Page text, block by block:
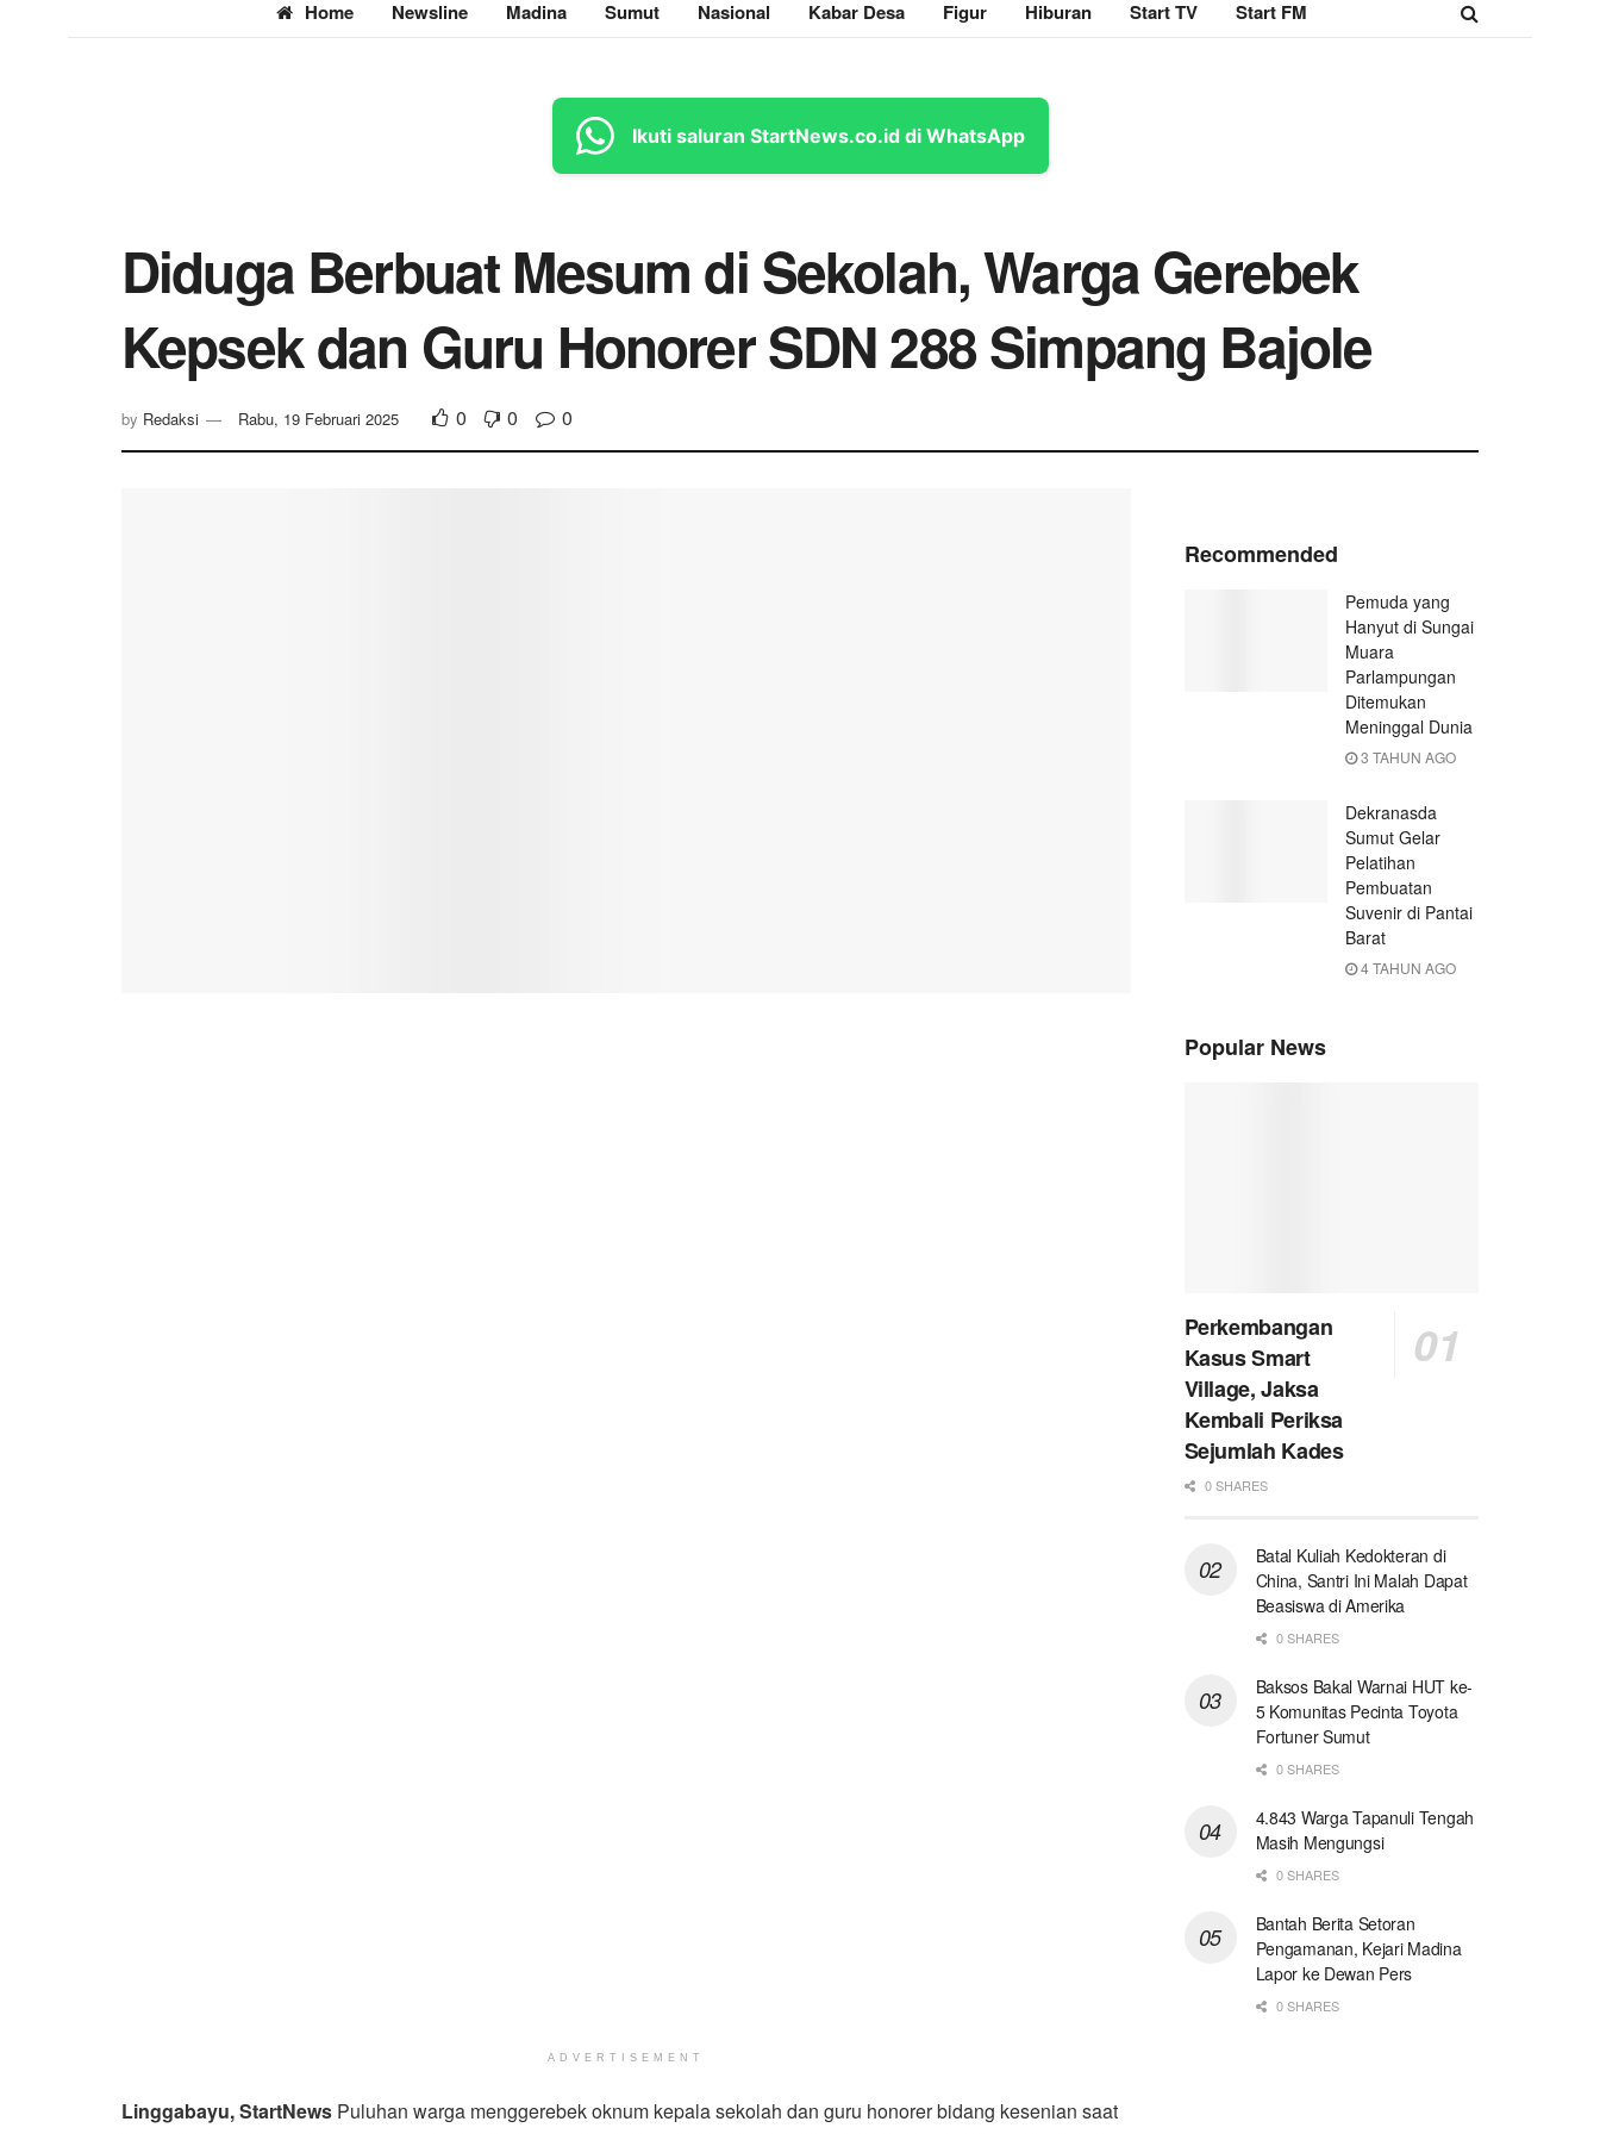
Home Newsline Madina Sumut Nasional Kabar Desa Figur Hiburan Start TV Start FM
Ikuti saluran StartNews.co.id di WhatsApp
Diduga Berbuat Mesum di Sekolah, Warga Gerebek
Kepsek dan Guru Honorer SDN 288 Simpang Bajole
by Redaksi Rabu, 19 Februari 2025 0 0 0
ADVERTISEMENT
Linggabayu, StartNews Puluhan warga menggerebek oknum kepala sekolah dan guru honorer bidang kesenian saat
Recommended
Pemuda yang
Hanyut di Sungai
Muara
Parlampungan
Ditemukan
Meninggal Dunia
3 TAHUN AGO
Dekranasda
Sumut Gelar
Pelatihan
Pembuatan
Suvenir di Pantai
Barat
4 TAHUN AGO
Popular News
Perkembangan
Kasus Smart
Village, Jaksa
Kembali Periksa
Sejumlah Kades
0 SHARES
Batal Kuliah Kedokteran di
China, Santri Ini Malah Dapat
Beasiswa di Amerika
0 SHARES
Baksos Bakal Warnai HUT ke-
5 Komunitas Pecinta Toyota
Fortuner Sumut
0 SHARES
4.843 Warga Tapanuli Tengah
Masih Mengungsi
0 SHARES
Bantah Berita Setoran
Pengamanan, Kejari Madina
Lapor ke Dewan Pers
0 SHARES